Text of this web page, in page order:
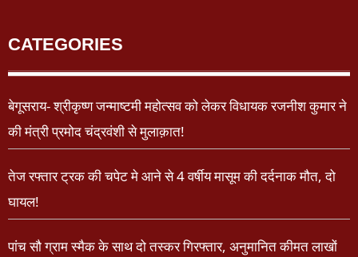
CATEGORIES
बेगूसराय- श्रीकृष्ण जन्माष्टमी महोत्सव को लेकर विधायक रजनीश कुमार ने
की मंत्री प्रमोद चंद्रवंशी से मुलाक़ात!
तेज रफ्तार ट्रक की चपेट मे आने से 4 वर्षीय मासूम की दर्दनाक मौत, दो
घायल!
पांच सौ ग्राम स्मैक के साथ दो तस्कर गिरफ्तार, अनुमानित कीमत लाखों